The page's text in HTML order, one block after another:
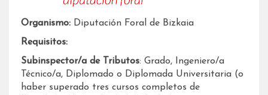
Organismo: Diputación Foral de Bizkaia
Requisitos:
Subinspector/a de Tributos: Grado, Ingeniero/a
Técnico/a, Diplomado o Diplomada Universitaria (o
haber superado tres cursos completos de